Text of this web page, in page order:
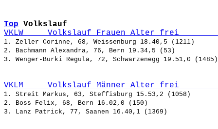
Top
Volkslauf
VKLW     Volkslauf Frauen Alter frei
1. Zeller Corinne, 68, Weissenburg 18.40,5 (1211)
2. Bachmann Alexandra, 76, Bern 19.34,5 (53)
VKLM     Volkslauf Männer Alter frei
1. Streit Markus, 63, Steffisburg 15.53,2 (1058)
2. Boss Felix, 68, Bern 16.02,0 (150)